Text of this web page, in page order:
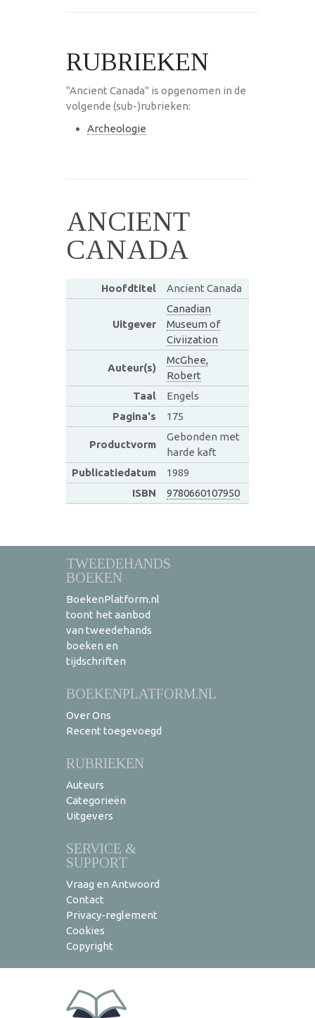
RUBRIEKEN
"Ancient Canada" is opgenomen in de
volgende (sub-)rubrieken:
Archeologie
ANCIENT
CANADA
Hoofdtitel Ancient Canada
Uitgever
Canadian
Museum of
Civiization
Auteur(s)
McGhee,
Robert
Taal
Engels
Pagina's
175
Productvorm
Gebonden met
harde kaft
Publicatiedatum
1989
ISBN
9780660107950
TWEEDEHANDS
BOEKEN
BoekenPlatform.nl
toont het aanbod
van tweedehands
boeken en
tijdschriften
BOEKENPLATFORM.NL
Over Ons
Recent toegevoegd
RUBRIEKEN
Auteurs
Categorieën
Uitgevers
SERVICE &
SUPPORT
Vraag en Antwoord
Contact
Privacy-reglement
Cookies
Copyright